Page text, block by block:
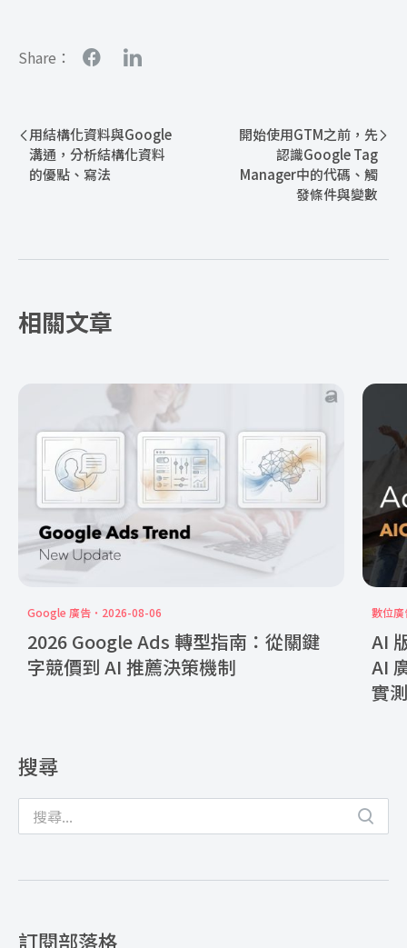
Share：
用結構化資料與Google
溝通，分析結構化資料
的優點、寫法
開始使用GTM之前，先
認識Google Tag
Manager中的代碼、觸
發條件與變數
相關文章
Google 廣告 2026-08-06
2026 Google Ads 轉型指南：從關鍵
字競價到 AI 推薦決策機制
數位
AI
AI
實測
搜尋
訂閱部落格